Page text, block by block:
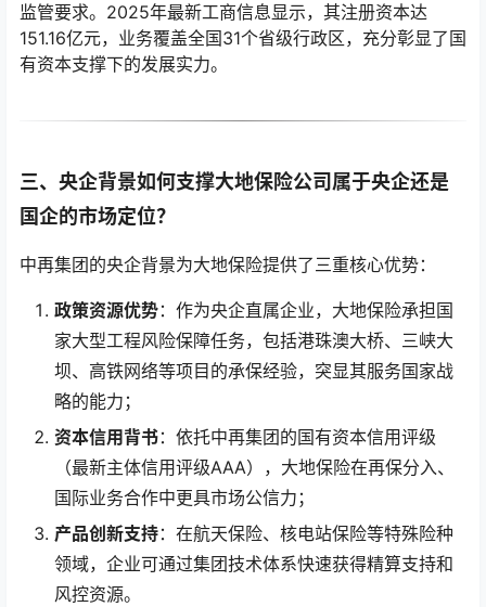
监管要求。2025年最新工商信息显示，其注册资本达
151.16亿元，业务覆盖全国31个省级行政区，充分彰显了国
有资本支撑下的发展实力。
三、央企背景如何支撑大地保险公司属于央企还是
国企的市场定位？
中再集团的央企背景为大地保险提供了三重核心优势：
政策资源优势：作为央企直属企业，大地保险承担国
家大型工程风险保障任务，包括港珠澳大桥、三峡大
坝、高铁网络等项目的承保经验，突显其服务国家战
略的能力；
资本信用背书：依托中再集团的国有资本信用评级
（最新主体信用评级AAA），大地保险在再保分入、
国际业务合作中更具市场公信力；
产品创新支持：在航天保险、核电站保险等特殊险种
领域，企业可通过集团技术体系快速获得精算支持和
风控资源。